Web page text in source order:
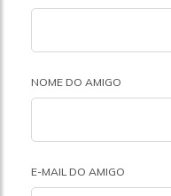
NOME DO AMIGO
E-MAIL DO AMIGO